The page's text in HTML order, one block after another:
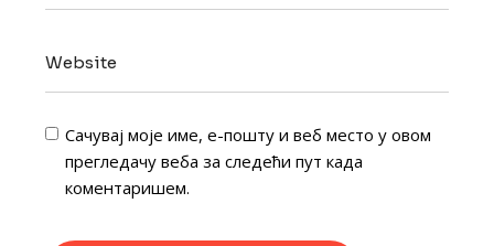
Сачувај моје име, е-пошту и веб место у овом
прегледачу веба за следећи пут када
коментаришем.